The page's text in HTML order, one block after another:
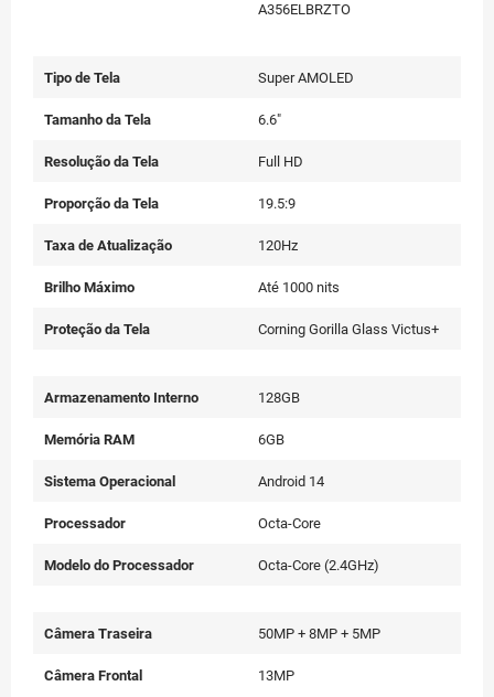
A356ELBRZTO
Tipo de Tela Super AMOLED
Tamanho da Tela 6.6"
Resolução da Tela Full HD
Proporção da Tela 19.5:9
Taxa de Atualização 120Hz
Brilho Máximo Até 1000 nits
Proteção da Tela Corning Gorilla Glass Victus+
Armazenamento Interno 128GB
Memória RAM 6GB
Sistema Operacional Android 14
Processador Octa-Core
Modelo do Processador Octa-Core (2.4GHz)
Câmera Traseira 50MP + 8MP + 5MP
Câmera Frontal 13MP